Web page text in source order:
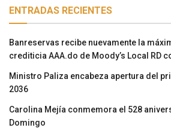
ENTRADAS RECIENTES
Banreservas recibe nuevamente la
crediticia AAA.do de Moody’s Local RD
Ministro Paliza encabeza apertura del
2036
Carolina Mejía conmemora el 528
Domingo